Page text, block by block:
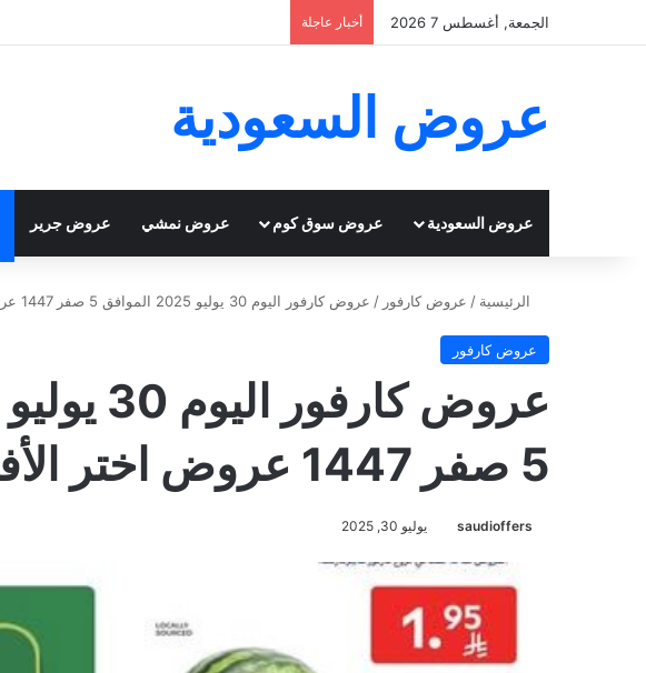
الجمعة, أغسطس 7 2026 أخبار عاجلة
عروض السعودية
عروض السعودية عروض سوق كوم عروض نمشي عروض جرير
الرئيسية / عروض كارفور / عروض كارفور اليوم 30 يوليو 2025 الموافق 5 صفر 1447 عروض اختر الأفضل
عروض كارفور
5 صفر 1447 عروض اختر الأفضل
saudioffers يوليو 30, 2025